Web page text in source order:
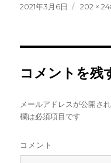
投
2021年3月6日
フ
202 ×
コメントを残
メールアドレスが公開さ
欄は必須項目です
コメント